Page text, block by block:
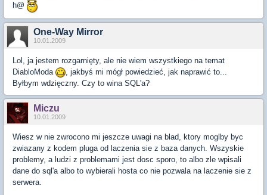
h@
One-Way Mirror
10.01.2009
Lol, ja jestem rozgarnięty, ale nie wiem wszystkiego na temat
DiabloModa
, jakbyś mi mógł powiedzieć, jak naprawić to...
Byłbym wdzięczny. Czy to wina SQL'a?
Miczu
10.01.2009
Wiesz w nie zwrocono mi jeszcze uwagi na blad, ktory moglby byc
zwiazany z kodem pluga od laczenia sie z baza danych. Wszyskie
problemy, a ludzi z problemami jest dosc sporo, to albo zle wpisali
dane do sql'a albo to wybierali hosta co nie pozwala na laczenie sie z
serwera.